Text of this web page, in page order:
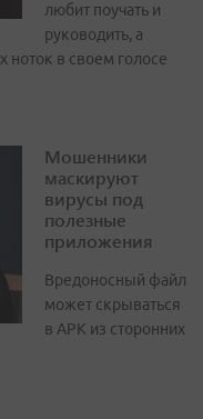
любит поучать и
руководить, а
ноток в своем голосе
Мошенники
маскируют
вирусы под
полезные
приложения
Вредоносный файл
может скрываться
в APK из сторонних